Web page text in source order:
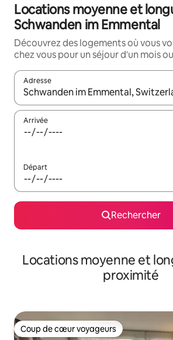
Locations moyenne et
Schwanden im Emmental
Découvrez des logements où vous
chez vous pour un séjour d'un mois
Adresse
Lorsque les résultats s'affichent,
Arrivée
Départ
Rechercher
Locations moyenne et
proximité
Coup de cœur voyageurs
Coup de cœur voyageurs